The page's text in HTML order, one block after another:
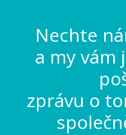
Nechte
a my vám
zprávu o